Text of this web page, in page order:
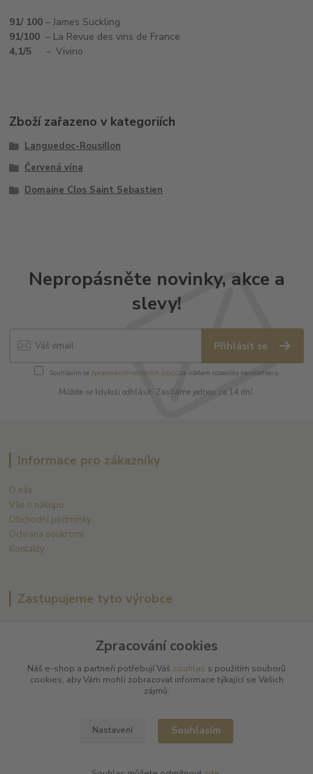
91/ 100– James Suckling
91/100– La Revue des vins de France
4,1/5 – Vivino
Zboží zařazeno v kategoriích
Languedoc-Rousillon
Červená vína
Domaine Clos Saint Sebastien
Nepropásněte novinky, akce a
slevy!
Přihlásit se
Souhlasím se zpracováním osobních údajůza účelem rozesílky newsletteru.
Můžete se kdykoli odhlásit. Zasíláme jednou za 14 dní.
Informace pro zákazníky
O nás
Vše o nákupu
Obchodní podmínky
Ochrana soukromí
Kontakty
Zastupujeme tyto výrobce
Chablis Daniel-Etienne Defaix
Champagne Charles Ellner
Zobrazit další výrobce →
Zpracování cookies
Náš e-shop a partneři potřebují Váš souhlas s použitím souborů
cookies, aby Vám mohli zobrazovat informace týkající se Vašich
zájmů.
Nastavení Souhlasím